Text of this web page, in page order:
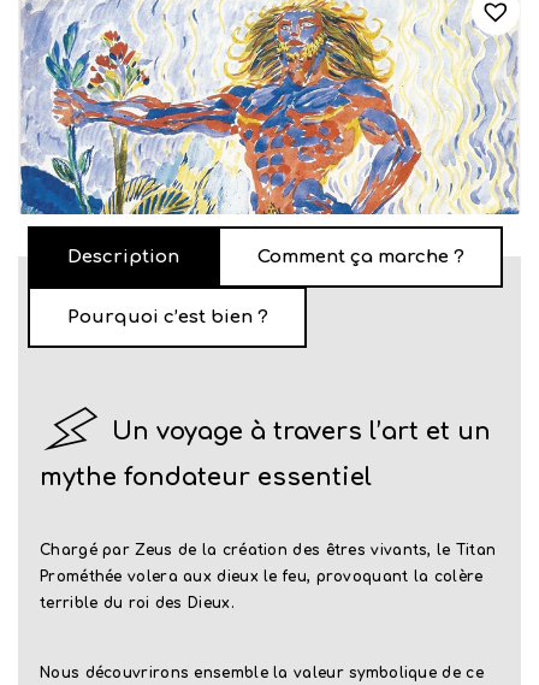
Description Comment ça marche ?
Pourquoi c’est bien ?
Un voyage à travers l’art et un
mythe fondateur essentiel
Chargé par Zeus de la création des êtres vivants, le Titan
Prométhée volera aux dieux le feu, provoquant la colère
terrible du roi des Dieux.
Nous découvrirons ensemble la valeur symbolique de ce